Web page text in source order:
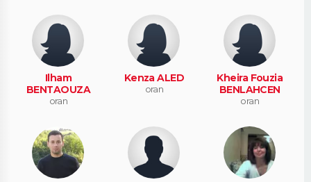
Ilham
BENTAOUZA
oran
Kenza ALED
oran
Kheira Fouzia
BENLAHCEN
oran